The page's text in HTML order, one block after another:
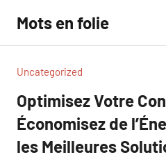
contenu
Mots en folie
Uncategorized
Optimisez Votre
Économisez de
les Meilleures